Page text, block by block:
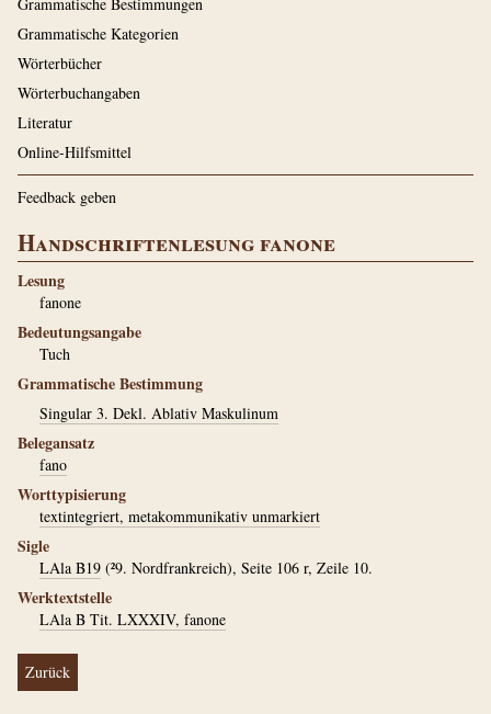
Grammatische Kategorien
Wörterbücher
Wörterbuchangaben
Literatur
Online-Hilfsmittel
Feedback geben
Handschriftenlesung fanone
Lesung
fanone
Bedeutungsangabe
Tuch
Grammatische Bestimmung
Singular 3. Dekl. Ablativ Maskulinum
Belegansatz
fano
Worttypisierung
textintegriert, metakommunikativ unmarkiert
Sigle
LAla B19 (²9. Nordfrankreich), Seite 106 r, Zeile 10.
Werktextstelle
LAla B Tit. LXXXIV, fanone
Zurück